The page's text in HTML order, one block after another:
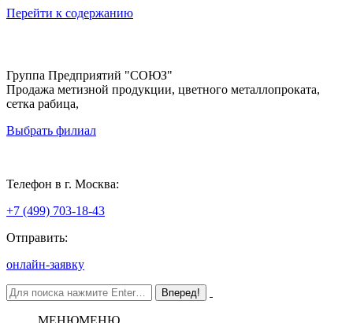
Перейти к содержанию
Группа Предприятий "СОЮЗ"
Продажа метизной продукции, цветного металлопроката,
сетка рабица,
Выбрать филиал
Телефон в г. Москва:
+7 (499) 703-18-43
Отправить:
онлайн-заявку
МЕНЮМЕНЮ